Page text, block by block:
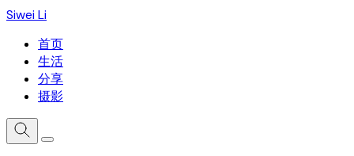
Siwei Li
首页
生活
分享
摄影